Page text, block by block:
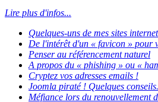
Lire plus d'infos...
Quelques-uns de mes sites
De l'intérêt d'un « favicon » pour
Penser au référencement naturel
A propos du « phishing » ou «
Cryptez vos adresses emails !
Joomla piraté ! Quelques
Méfiance lors du renouvellement